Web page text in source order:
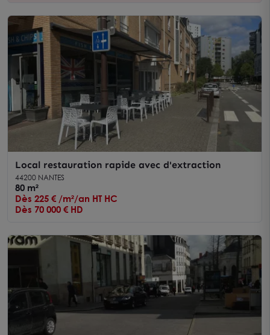
Local restauration rapide avec d'extraction
44200 NANTES
80 m²
Dès 225 € /m²/an HT HC
Dès 70 000 € HD